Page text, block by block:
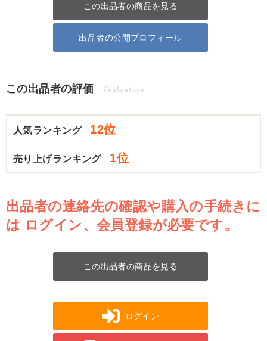
この出品者の商品を見る
出品者の公開プロフィール
この出品者の評価 Evaluation
人気ランキング 12位
売り上げランキング 1位
出品者の連絡先の確認や購入の手続きに
は ログイン、会員登録が必要です。
この出品者の商品を見る
ログイン